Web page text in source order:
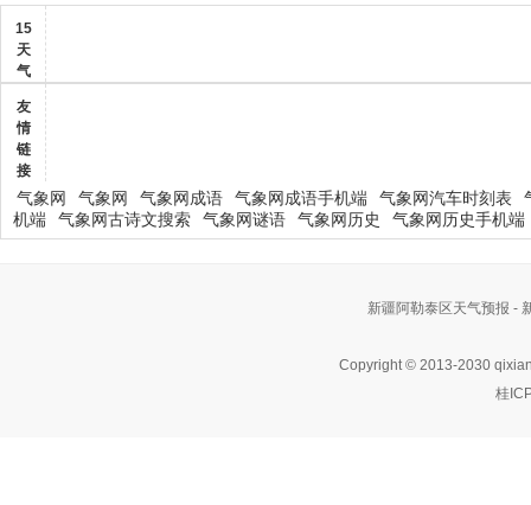
15
天
气
友
情
链
接
气象网 气象网 气象网成语 气象网成语手机端 气象网汽车时刻表
机端
气象网古诗文搜索 气象网谜语 气象网历史 气象网历史手机端
新疆阿勒泰区天气预报 -
Copyright © 2013-2030
桂